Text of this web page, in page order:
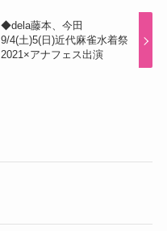
◆dela藤本、今田
9/4(土)5(日)近代麻雀水着祭
2021×アナフェス出演